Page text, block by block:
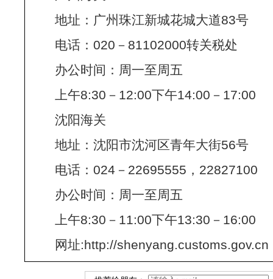
地址：广州珠江新城花城大道83号
电话：020－81102000转关税处
办公时间：周一至周五
上午8:30－12:00下午14:00－17:00
沈阳海关
地址：沈阳市沈河区青年大街56号
电话：024－22695555，22827100
办公时间：周一至周五
上午8:30－11:00下午13:30－16:00
网址:http://shenyang.customs.gov.cn